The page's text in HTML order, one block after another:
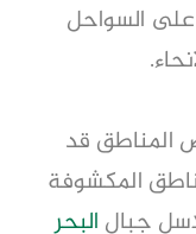
على السواحل
المناطق قد
المكشوفة
جبال البحر